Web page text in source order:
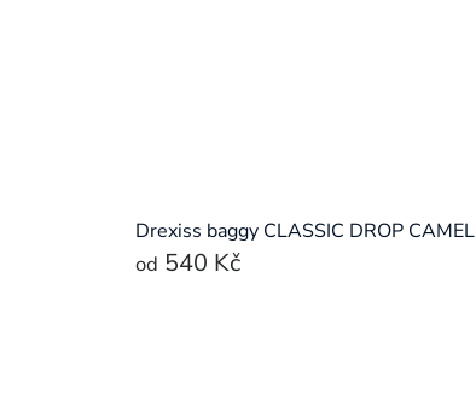
Drexiss baggy CLASSIC DROP CAMEL
od 540 Kč